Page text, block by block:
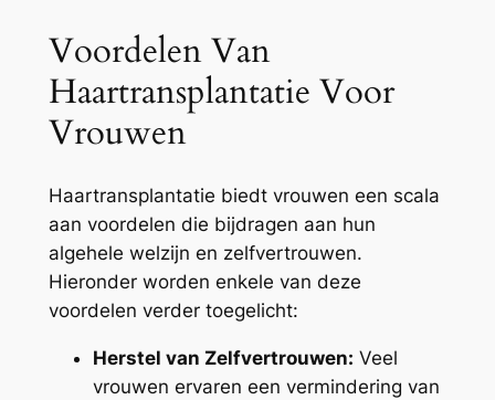
Voordelen Van
Haartransplantatie Voor
Vrouwen
Haartransplantatie biedt vrouwen een scala
aan voordelen die bijdragen aan hun
algehele welzijn en zelfvertrouwen.
Hieronder worden enkele van deze
voordelen verder toegelicht:
Herstel van Zelfvertrouwen: Veel
vrouwen ervaren een vermindering van